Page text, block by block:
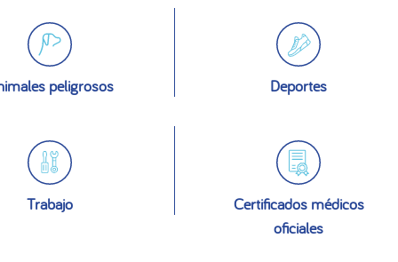
peligrosos Deportes
Trabajo
Certificados médicos
oficiales